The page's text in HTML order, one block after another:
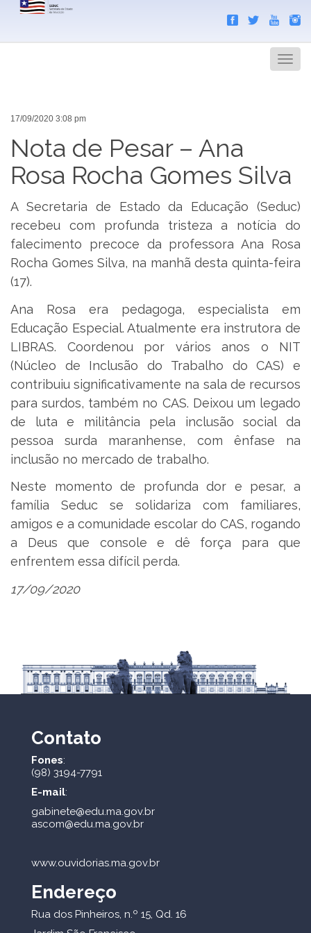
Menu
17/09/2020 3:08 pm
Nota de Pesar – Ana
Rosa Rocha Gomes Silva
A Secretaria de Estado da Educação (Seduc)
recebeu com profunda tristeza a notícia do
falecimento precoce da professora Ana Rosa
Rocha Gomes Silva, na manhã desta quinta-feira
(17).
Ana Rosa era pedagoga, especialista em
Educação Especial. Atualmente era instrutora de
LIBRAS. Coordenou por vários anos o NIT
(Núcleo de Inclusão do Trabalho do CAS) e
contribuiu significativamente na sala de recursos
para surdos, também no CAS. Deixou um legado
de luta e militância pela inclusão social da
pessoa surda maranhense, com ênfase na
inclusão no mercado de trabalho.
Neste momento de profunda dor e pesar, a
família Seduc se solidariza com familiares,
amigos e a comunidade escolar do CAS, rogando
a Deus que console e dê força para que
enfrentem essa difícil perda.
17/09/2020
Contato
Fones:
(98) 3194-7791
E-mail:
gabinete@edu.ma.gov.br
ascom@edu.ma.gov.br
www.ouvidorias.ma.gov.br
Endereço
Rua dos Pinheiros, n.º 15, Qd. 16